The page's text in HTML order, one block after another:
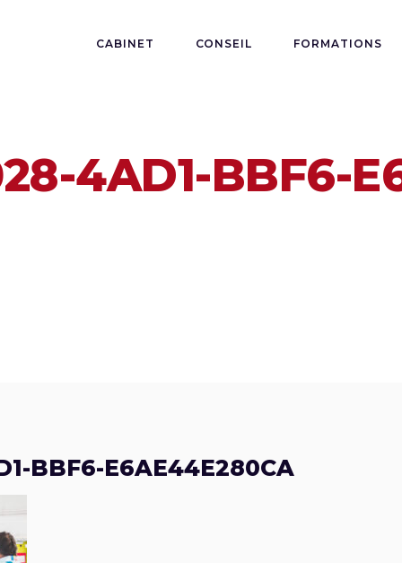
CABINET CONSEIL FORMATIONS
4AD1-BBF6-
BBF6-E6AE44E280CA